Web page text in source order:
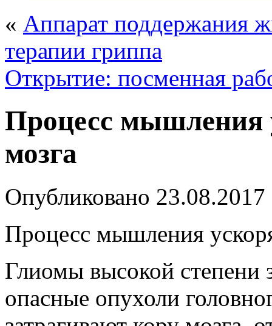
« Аппарат поддержания
терапии гриппа
Открытие: посменная
Процесс мышления
мозга
Опубликовано 23.08.2017
Процесс мышления
Глиомы высокой степени
опасные опухоли